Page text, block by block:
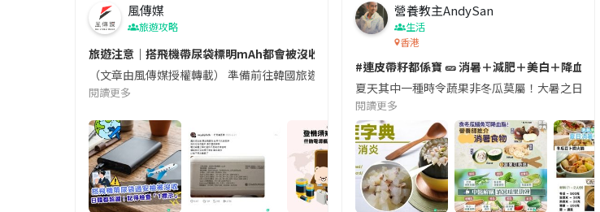
風傳媒
旅遊攻略
旅遊注意｜搭飛機帶尿袋標明mAh都會被沒收😱出發前切記檢查「1標示」🚨
（文章由風傳媒授權轉載） 準備前往韓國旅遊的民眾，近期要特別留意隨身行李中的行動電源。
閱讀更多
營養教主AndySan
生活
香港
#連皮帶籽都係寶 🥒 消暑＋減肥＋美白＋降血脂
夏天其中一種時令蔬果非冬瓜莫屬！大暑之日
閱讀更多